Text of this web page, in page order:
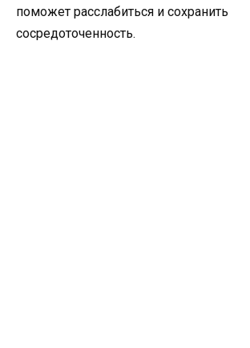
поможет расслабиться и сохранить
сосредоточенность.